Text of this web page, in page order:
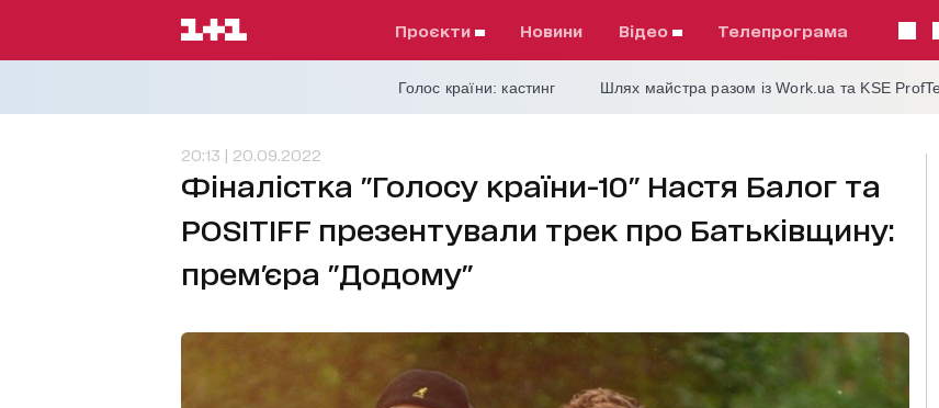
проєкти Новини відео телепрограма
Голос країни: кастинг Шлях майстра разом із Work.ua та KSE
20:13 | 20.09.2022
Фіналістка "Голосу країни-10" Настя Балог та
POSITIFF презентували трек про Батьківщину:
прем'єра "Додому"